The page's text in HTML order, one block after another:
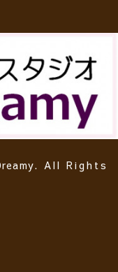
. All Rights